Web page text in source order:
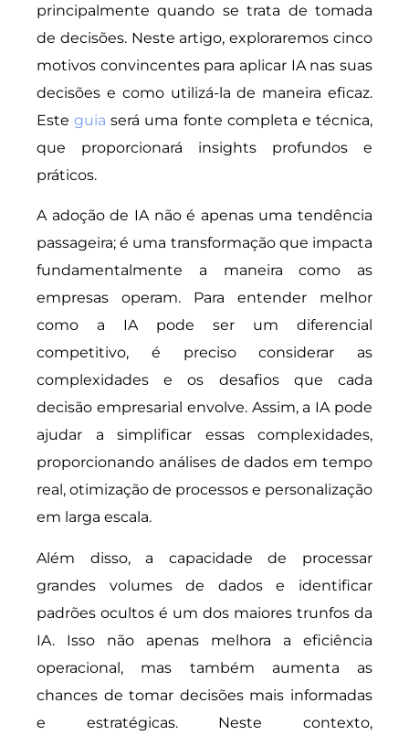
principalmente quando se trata de tomada
de decisões. Neste artigo, exploraremos cinco
motivos convincentes para aplicar IA nas suas
decisões e como utilizá-la de maneira eficaz.
Esteguia será uma fonte completa e técnica,
que proporcionará insights profundos e
práticos.
A adoção de IA não é apenas uma tendência
passageira; é uma transformação que impacta
fundamentalmente a maneira como as
empresas operam. Para entender melhor
como a IA pode ser um diferencial
competitivo, é preciso considerar as
complexidades e os desafios que cada
decisão empresarial envolve. Assim, a IA pode
ajudar a simplificar essas complexidades,
proporcionando análises de dados em tempo
real, otimização de processos e personalização
em larga escala.
Além disso, a capacidade de processar
grandes volumes de dados e identificar
padrões ocultos é um dos maiores trunfos da
IA. Isso não apenas melhora a eficiência
operacional, mas também aumenta as
chances de tomar decisões mais informadas
e estratégicas. Neste contexto,